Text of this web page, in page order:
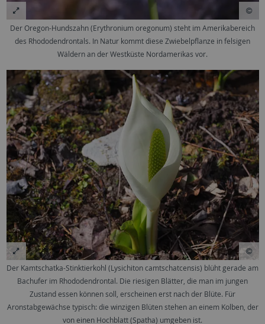
Der Oregon-Hundszahn (Erythronium oregonum) steht im Amerikabereich
des Rhododendrontals. In Natur kommt diese Zwiebelpflanze in felsigen
Wäldern an der Westküste Nordamerikas vor.
Der Kamtschatka-Stinktierkohl (Lysichiton camtschatcensis) blüht gerade am
Bachufer im Rhododendrontal. Die riesigen Blätter, die man im jungen
Zustand essen können soll, erscheinen erst nach der Blüte. Für
Aronstabgewächse typisch: die winzigen Blüten stehen an einem Kolben, der
von einen Hochblatt (Spatha) umgeben ist.